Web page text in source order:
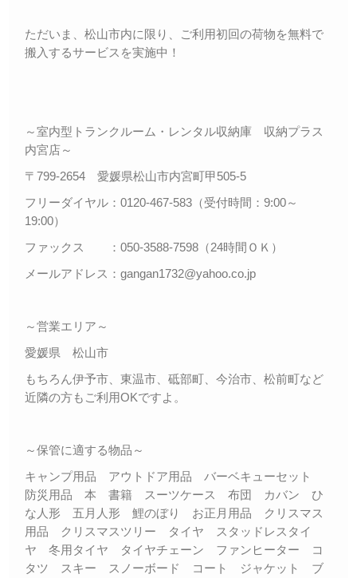
ただいま、松山市内に限り、ご利用初回の荷物を無料で
搬入するサービスを実施中！
～室内型トランクルーム・レンタル収納庫 収納プラス
内宮店～
〒799-2654 愛媛県松山市内宮町甲505-5
フリーダイヤル：0120-467-583（受付時間：9:00～
19:00）
ファックス ：050-3588-7598（24時間ＯＫ）
メールアドレス：gangan1732@yahoo.co.jp
～営業エリア～
愛媛県 松山市
もちろん伊予市、東温市、砥部町、今治市、松前町など
近隣の方もご利用OKですよ。
～保管に適する物品～
キャンプ用品 アウトドア用品 バーベキューセット
防災用品 本 書籍 スーツケース 布団 カバン ひ
な人形 五月人形 鯉のぼり お正月用品 クリスマス
用品 クリスマスツリー タイヤ スタッドレスタイ
ヤ 冬用タイヤ タイヤチェーン ファンヒーター コ
タツ スキー スノーボード コート ジャケット ブ